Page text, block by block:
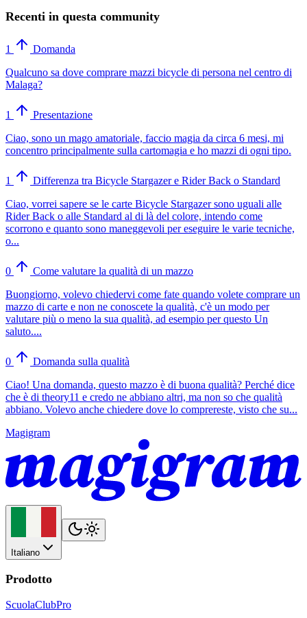
Recenti in questa community
1
Domanda
Qualcuno sa dove comprare mazzi bicycle di persona nel centro di
Malaga?
1
Presentazione
Ciao, sono un mago amatoriale, faccio magia da circa 6 mesi, mi
concentro principalmente sulla cartomagia e ho mazzi di ogni tipo.
1
Differenza tra Bicycle Stargazer e Rider Back o Standard
Ciao, vorrei sapere se le carte Bicycle Stargazer sono uguali alle
Rider Back o alle Standard al di là del colore, intendo come
scorrono e quanto sono maneggevoli per eseguire le varie tecniche,
o...
0
Come valutare la qualità di un mazzo
Buongiorno, volevo chiedervi come fate quando volete comprare un
mazzo di carte e non ne conoscete la qualità, c'è un modo per
valutare più o meno la sua qualità, ad esempio per questo Un
saluto....
0
Domanda sulla qualità
Ciao! Una domanda, questo mazzo è di buona qualità? Perché dice
che è di theory11 e credo ne abbiano altri, ma non so che qualità
abbiano. Volevo anche chiedere dove lo comprereste, visto che su...
Magigram
Italiano
Prodotto
ScuolaClubPro